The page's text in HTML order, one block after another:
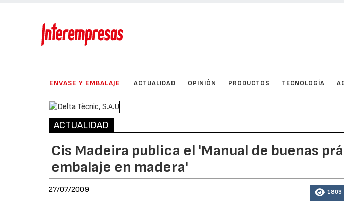
ENVASE Y EMBALAJE ACTUALIDAD OPINIÓN PRODUCTOS TECNOLOGÍA
ACTUALIDAD
Cis Madeira publica el 'Manual de buenas
embalaje en madera'
27/07/2009 1803